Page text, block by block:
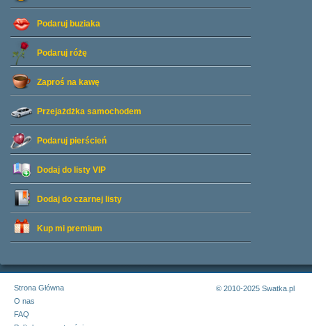
Podaruj buziaka
Podaruj różę
Zaproś na kawę
Przejażdżka samochodem
Podaruj pierścień
Dodaj do listy VIP
Dodaj do czarnej listy
Kup mi premium
Strona Główna
O nas
FAQ
© 2010-2025 Swatka.pl